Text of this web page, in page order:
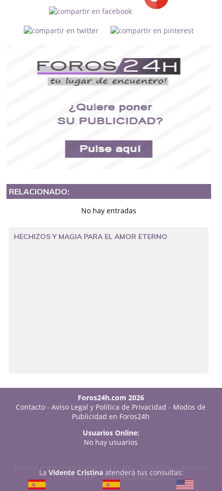
RELACIONADO:
No hay entradas
HECHIZOS Y MAGIA PARA EL AMOR ETERNO
Foros24h.com 2026
Contacto -Aviso Legal y Política de Privacidad - Modos de
Publicidad en Foros24h
Usuarios Online:
No hay usuarios
Tarot sí o no: cómo hacer una tirada-
20 Amarres de Amor
Efectivos-Videntes Buenas
La Vidente Cristinaatenderá tus consultas: